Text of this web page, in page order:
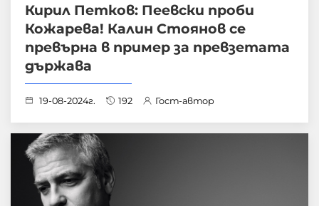
Кирил Петков: Пеевски проби
Кожарева! Калин Стоянов се
превърна в пример за превзетата
държава
19-08-2024г. 192 Гост-автор